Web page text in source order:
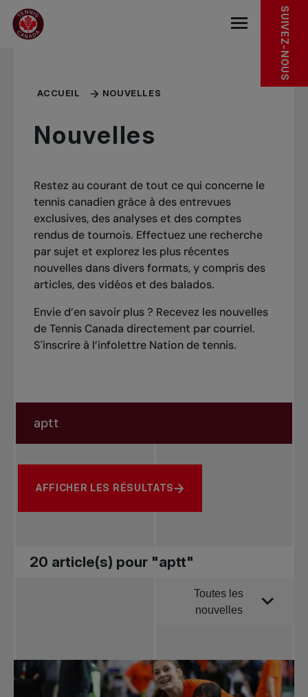
Sauter au menu principal
Sauter au contenu principal
Sauter au pied de page SUIVEZ-NOUS
ACCUEIL NOUVELLES
Nouvelles
Restez au courant de tout ce qui concerne le
tennis canadien grâce à des entrevues
exclusives, des analyses et des comptes
rendus de tournois. Effectuez une recherche
par sujet et explorez les plus récentes
nouvelles dans divers formats, y compris des
articles, des vidéos et des balados.
Envie d’en savoir plus ? Recevez les nouvelles
de Tennis Canada directement par courriel.
S'inscrire à l’infolettre Nation de tennis.
Rechercher par sujet, joueur ou autre
AFFICHER LES RÉSULTATS
20 article(s) pour "aptt"
Trier parToutes les
nouvelles
nouvelles
Tennis